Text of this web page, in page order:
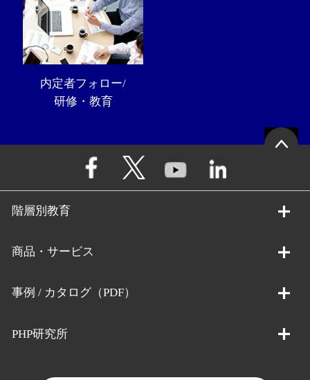
内定者フォロー/
研修・教育
階層別教育
商品・サービス
事例 / カタログ（PDF）
PHP研究所